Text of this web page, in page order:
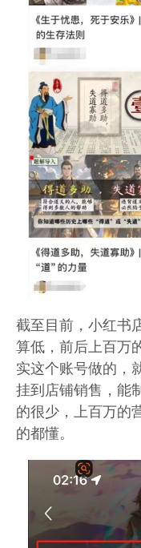
截至目前，小红书
算低，前后上百万
实这个账号做的，
挂到店铺销售，能
的很少，上百万的
的都懂。